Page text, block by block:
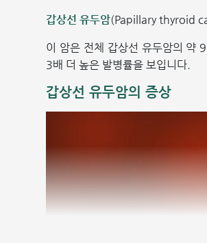
갑상선 유두암(Papillary thyroid
이 암은 전체 갑상선 유두암의 약
3배 더 높은 발병률을 보입니다.
갑상선 유두암의 증상